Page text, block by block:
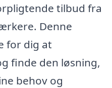
tilbud fra
Denne
for dig at
finde den løsning,
behov og